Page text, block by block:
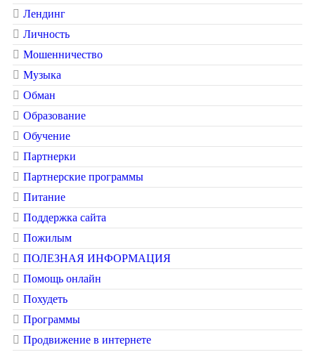
Лендинг
Личность
Мошенничество
Музыка
Обман
Образование
Обучение
Партнерки
Партнерские программы
Питание
Поддержка сайта
Пожилым
ПОЛЕЗНАЯ ИНФОРМАЦИЯ
Помощь онлайн
Похудеть
Программы
Продвижение в интернете